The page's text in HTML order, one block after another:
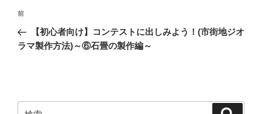
投
ナ
シ
前
の
投
前
【初心者向け】コンテストに出しみよう！(市街地ジオ
ラマ製作方法)～⑥石畳の製作編～